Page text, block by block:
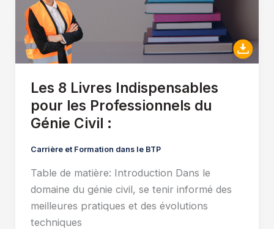
Les 8 Livres Indispensables
pour les Professionnels du
Génie Civil :
Carrière et Formation dans le BTP
Table de matière: Introduction Dans le
domaine du génie civil, se tenir informé des
meilleures pratiques et des évolutions
techniques